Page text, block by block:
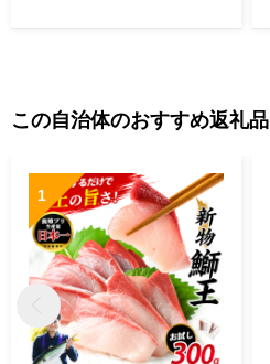
この自治体のおすすめ返礼品
1